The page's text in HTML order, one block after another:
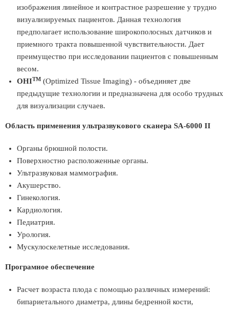
изображения линейное и контрастное разрешение у трудно
визуализируемых пациентов. Данная технология
предполагает использование широкополосных датчиков и
приемного тракта повышенной чувствительности. Дает
преимущество при исследовании пациентов с повышенным
весом.
OHITM (Optimized Tissue Imaging) - объединяет две
предыдущие технологии и предназначена для особо трудных
для визуализации случаев.
Область применения ультразвукового сканера SA-6000 II
Органы брюшной полости.
Поверхностно расположенные органы.
Ультразвуковая маммография.
Акушерство.
Гинекология.
Кардиология.
Педиатрия.
Урология.
Мускулоскелетные исследования.
Програмное обеспечение
Расчет возраста плода с помощью различных измерений:
бипариетального диаметра, длины бедренной кости,